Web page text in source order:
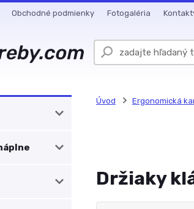
Obchodné podmienky Fotogaléria
Úvod Ergonomická
Držiaky